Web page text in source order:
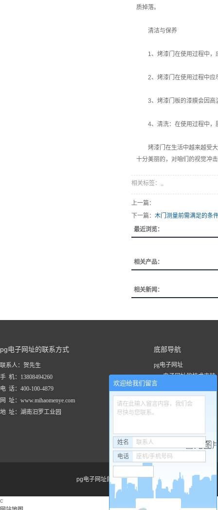
质掉落。
清洁与保养
1、烤漆门在使用过程中，应
2、烤漆门在使用过程中应尽
3、烤漆门板的漆膜会因高
4、清洗：在使用过程中，厨
烤漆门在生活中越来越受大
十分美丽的，对咱们的视觉冲
相关标签：,,
上一篇：
下一篇： 木门测量前需满足的条
最近浏览：
相关产品：
相关新闻：
pg电子网址的联系方式
联系人：贺先生
手 机：13808494260
电 话：400-100-4879
网 址：www.mihaomenye.com
地 址：湖南汨罗工业园
底部导航
pg电子网址
pg电子网址的技术支持
关于pg电子网址
工程案例
pg电子网址的友情链接：
c
欢迎给我们留言
请在此输入留言内容，我们会
尽快与您联系。
姓名 联系人
电话 座机/手机号码